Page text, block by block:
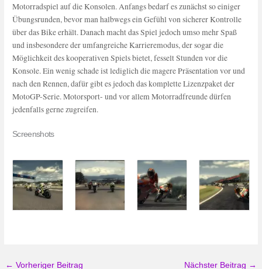
Motorradspiel auf die Konsolen. Anfangs bedarf es zunächst so einiger
Übungsrunden, bevor man halbwegs ein Gefühl von sicherer Kontrolle
über das Bike erhält. Danach macht das Spiel jedoch umso mehr Spaß
und insbesondere der umfangreiche Karrieremodus, der sogar die
Möglichkeit des kooperativen Spiels bietet, fesselt Stunden vor die
Konsole. Ein wenig schade ist lediglich die magere Präsentation vor und
nach den Rennen, dafür gibt es jedoch das komplette Lizenzpaket der
MotoGP-Serie. Motorsport- und vor allem Motorradfreunde dürfen
jedenfalls gerne zugreifen.
Screenshots
← Vorheriger Beitrag Nächster Beitrag →